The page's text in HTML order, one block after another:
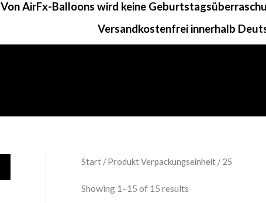
Von AirFx-Balloons wird keine
Versandkostenfrei innerhalb
Start/ Produkt Verpackungseinheit / 25
Showing 1–15 of 15 results